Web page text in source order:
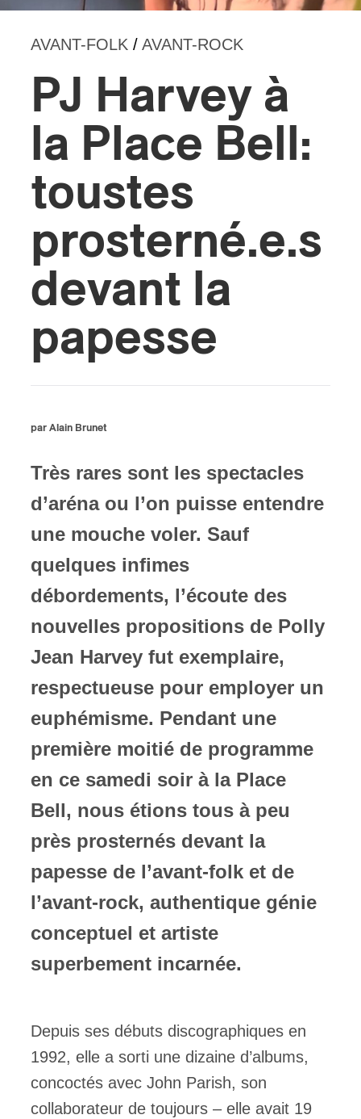
AVANT-FOLK / AVANT-ROCK
PJ Harvey à
la Place Bell:
toustes
prosterné.e.s
devant la
papesse
par Alain Brunet
Très rares sont les spectacles
d’aréna ou l’on puisse entendre
une mouche voler. Sauf
quelques infimes
débordements, l’écoute des
nouvelles propositions de Polly
Jean Harvey fut exemplaire,
respectueuse pour employer un
euphémisme. Pendant une
première moitié de programme
en ce samedi soir à la Place
Bell, nous étions tous à peu
près prosternés devant la
papesse de l’avant-folk et de
l’avant-rock, authentique génie
conceptuel et artiste
superbement incarnée.
Depuis ses débuts discographiques en
1992, elle a sorti une dizaine d’albums,
concoctés avec John Parish, son
collaborateur de toujours – elle avait 19